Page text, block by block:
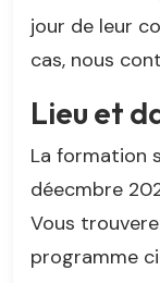
jour de leur
cas, nous
Lieu et
La formation
déecmbre
Vous
programme